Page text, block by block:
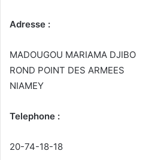
Adresse :
MADOUGOU MARIAMA DJIBO
ROND POINT DES ARMEES
NIAMEY
Telephone :
20-74-18-18